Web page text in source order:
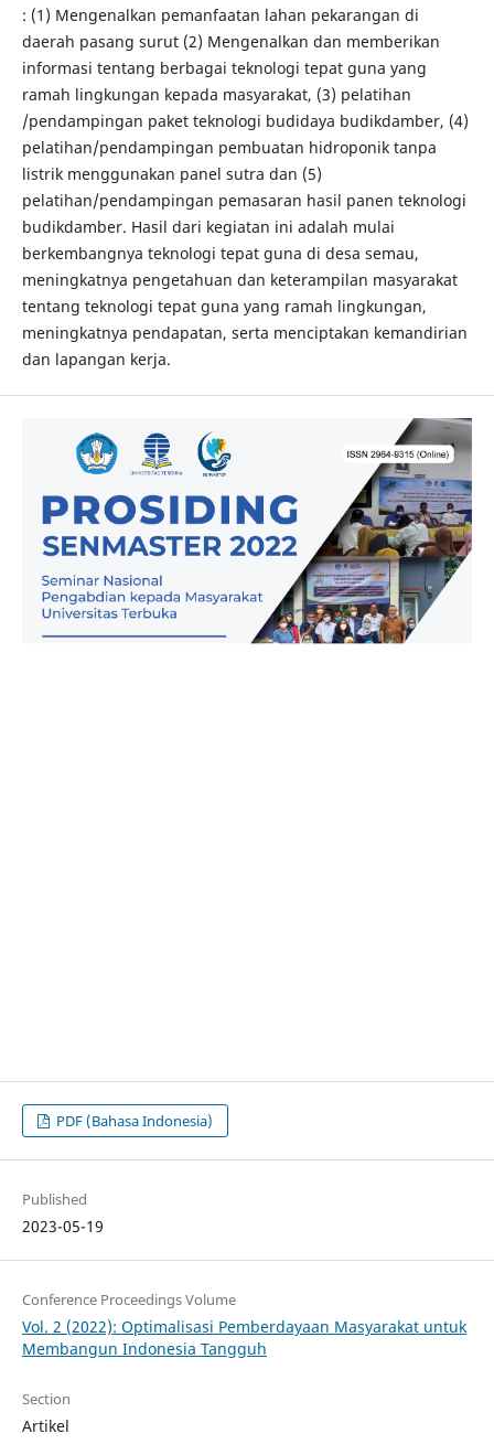
: (1) Mengenalkan pemanfaatan lahan pekarangan di
daerah pasang surut (2) Mengenalkan dan memberikan
informasi tentang berbagai teknologi tepat guna yang
ramah lingkungan kepada masyarakat, (3) pelatihan
/pendampingan paket teknologi budidaya budikdamber, (4)
pelatihan/pendampingan pembuatan hidroponik tanpa
listrik menggunakan panel sutra dan (5)
pelatihan/pendampingan pemasaran hasil panen teknologi
budikdamber. Hasil dari kegiatan ini adalah mulai
berkembangnya teknologi tepat guna di desa semau,
meningkatnya pengetahuan dan keterampilan masyarakat
tentang teknologi tepat guna yang ramah lingkungan,
meningkatnya pendapatan, serta menciptakan kemandirian
dan lapangan kerja.
PDF (Bahasa Indonesia)
Published
2023-05-19
Conference Proceedings Volume
Vol. 2 (2022): Optimalisasi Pemberdayaan Masyarakat untuk
Membangun Indonesia Tangguh
Section
Artikel